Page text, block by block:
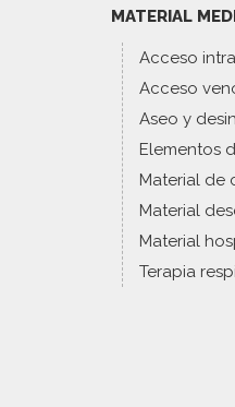
MATERIAL
Acceso
Acceso
Aseo y
Elementos
Material de
Material
Material
Terapia